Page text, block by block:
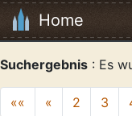
Home
Suchergebnis : Es
«« « 2 3